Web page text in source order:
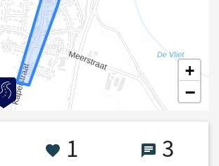
+
−
1
1 Goed idee
1 3 3